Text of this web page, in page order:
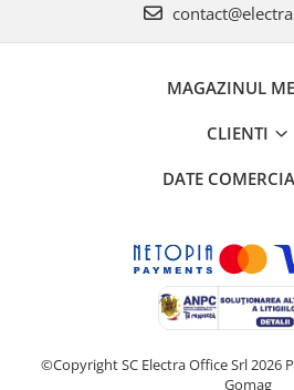
MAGAZINUL
CLIENTI
DATE
©Copyright SC Electra Office Srl 2026
Gomag